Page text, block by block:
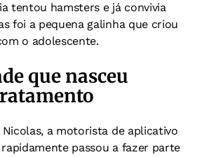
tentou hamsters e já convivia
foi a pequena galinha que criou
o adolescente.
que nasceu
Nicolas, a motorista de aplicativo
rapidamente passou a fazer parte